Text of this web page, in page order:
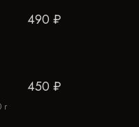
490 ₽
450 ₽
г